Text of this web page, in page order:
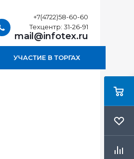
+7(4722)58-60-60
Техцентр: 31-26-91
mail@infotex.ru
УЧАСТИЕ В ТОРГАХ